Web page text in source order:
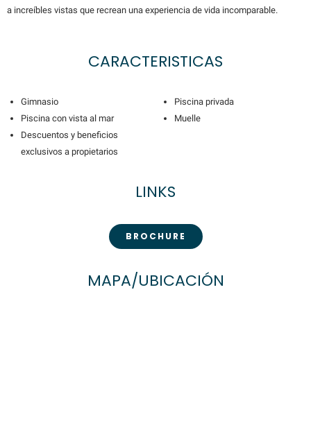
a increíbles vistas que recrean una experiencia de vida incomparable.
CARACTERISTICAS
Gimnasio
Piscina con vista al mar
Descuentos y beneficios
exclusivos a propietarios
Piscina privada
Muelle
LINKS
BROCHURE
MAPA/UBICACIÓN